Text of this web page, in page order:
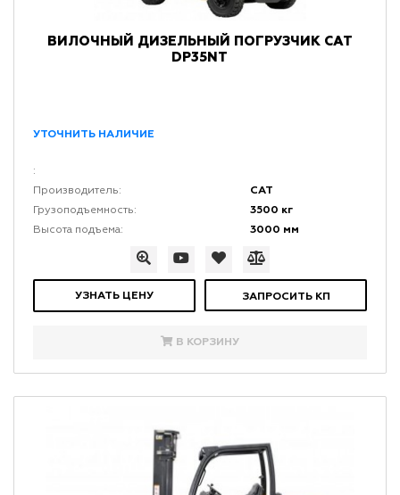
ВИЛОЧНЫЙ ДИЗЕЛЬНЫЙ ПОГРУЗЧИК CAT
DP35NT
УТОЧНИТЬ НАЛИЧИЕ
:
Производитель:
CAT
Грузоподъемность: 3500 кг
Высота подъема: 3000 мм
УЗНАТЬ ЦЕНУ ЗАПРОСИТЬ КП
В КОРЗИНУ